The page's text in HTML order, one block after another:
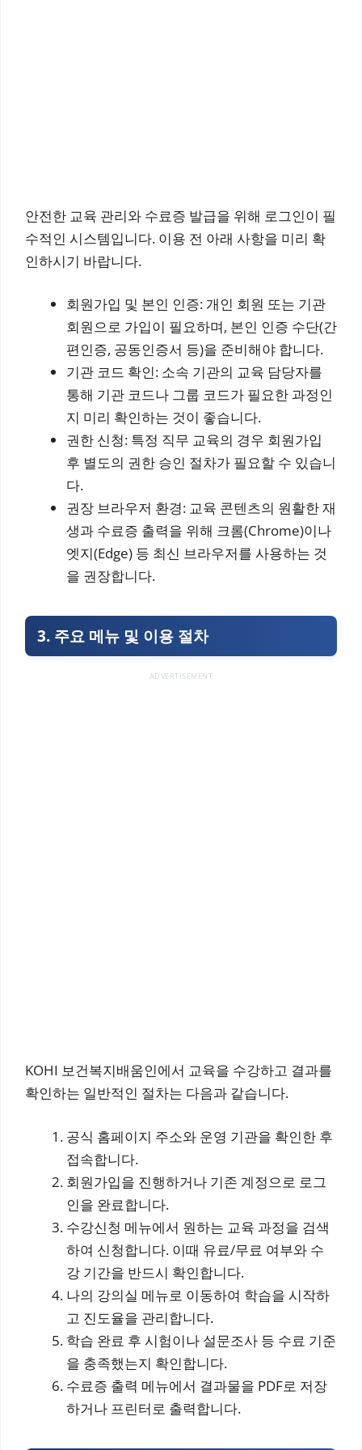
안전한 교육 관리와 수료증 발급을 위해 로그인이 필
수적인 시스템입니다. 이용 전 아래 사항을 미리 확
인하시기 바랍니다.
회원가입 및 본인 인증: 개인 회원 또는 기관
회원으로 가입이 필요하며, 본인 인증 수단(간
편인증, 공동인증서 등)을 준비해야 합니다.
기관 코드 확인: 소속 기관의 교육 담당자를
통해 기관 코드나 그룹 코드가 필요한 과정인
지 미리 확인하는 것이 좋습니다.
권한 신청: 특정 직무 교육의 경우 회원가입
후 별도의 권한 승인 절차가 필요할 수 있습니
다.
권장 브라우저 환경: 교육 콘텐츠의 원활한 재
생과 수료증 출력을 위해 크롬(Chrome)이나
엣지(Edge) 등 최신 브라우저를 사용하는 것
을 권장합니다.
3. 주요 메뉴 및 이용 절차
ADVERTISEMENT
KOHI 보건복지배움인에서 교육을 수강하고 결과를
확인하는 일반적인 절차는 다음과 같습니다.
공식 홈페이지 주소와 운영 기관을 확인한 후
접속합니다.
회원가입을 진행하거나 기존 계정으로 로그
인을 완료합니다.
수강신청 메뉴에서 원하는 교육 과정을 검색
하여 신청합니다. 이때 유료/무료 여부와 수
강 기간을 반드시 확인합니다.
나의 강의실 메뉴로 이동하여 학습을 시작하
고 진도율을 관리합니다.
학습 완료 후 시험이나 설문조사 등 수료 기준
을 충족했는지 확인합니다.
수료증 출력 메뉴에서 결과물을 PDF로 저장
하거나 프린터로 출력합니다.